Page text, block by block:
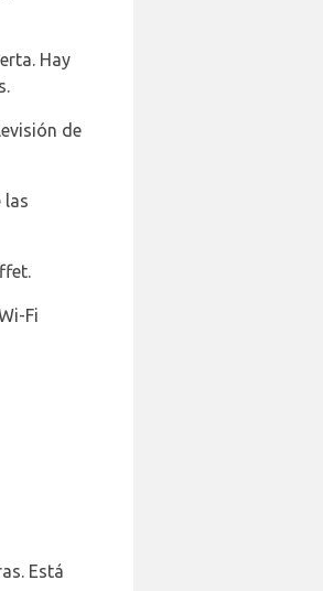
Hay
de
las
Fi
Está